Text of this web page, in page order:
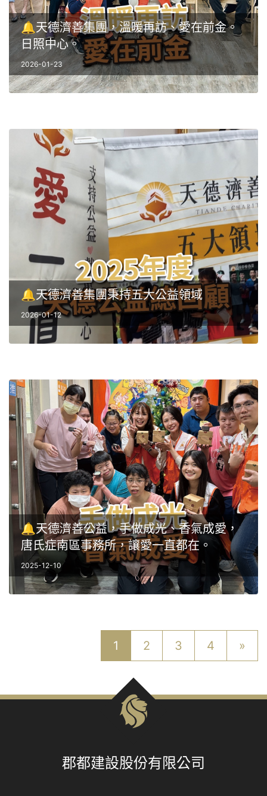
🔔天德濟善集團，溫暖再訪、愛在前金。
日照中心。
2026-01-23
🔔天德濟善集團秉持五大公益領域
2026-01-12
🔔天德濟善公益，手做成光、香氣成愛，
唐氏症南區事務所，讓愛一直都在。
2025-12-10
1 2 3 4 »
郡都建設股份有限公司